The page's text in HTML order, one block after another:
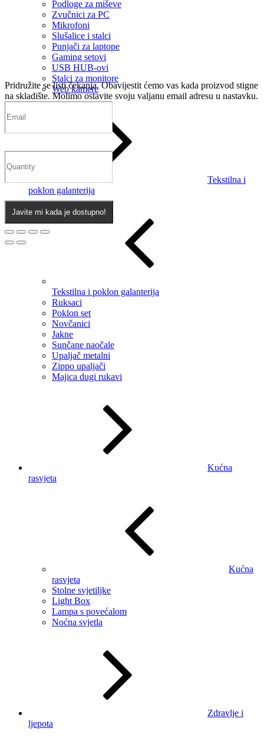
Podloge za miševe
Zvučnici za PC
Mikrofoni
Slušalice i stalci
Punjači za laptope
Gaming setovi
USB HUB-ovi
Stalci za monitore
Web kamere
Tekstilna i
poklon galanterija
Tekstilna i poklon galanterija
Ruksaci
Poklon set
Novčanici
Jakne
Sunčane naočale
Upaljač metalni
Zippo upaljači
Majica dugi rukavi
Kućna
rasvjeta
Kućna
rasvjeta
Stolne svjetiljke
Light Box
Lampa s povećalom
Noćna svjetla
Zdravlje i
ljepota
Pridružite se listi čekanja. Obavijestit ćemo vas kada proizvod stigne
na skladište. Molimo ostavite svoju valjanu email adresu u nastavku.
Javite mi kada je dostupno!